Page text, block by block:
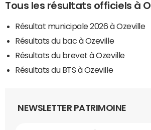
Tous les résultats officiels à
Résultat municipale 2026 à Ozeville
Résultats du bac à Ozeville
Résultats du brevet à Ozeville
Résultats du BTS à Ozeville
NEWSLETTER PATRIMOINE